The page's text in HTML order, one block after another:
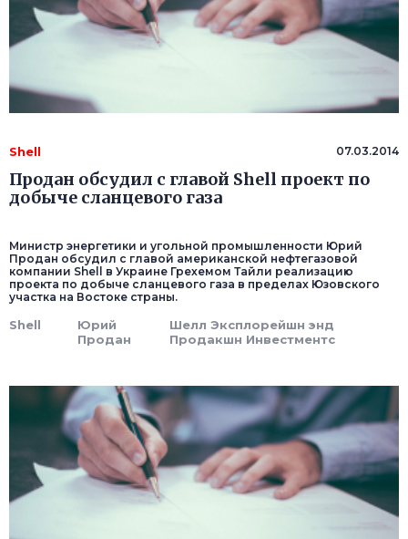
Shell 07.03.2014
Продан обсудил с главой Shell проект по
добыче сланцевого газа
Министр энергетики и угольной промышленности Юрий
Продан обсудил с главой американской нефтегазовой
компании Shell в Украине Грехемом Тайли реализацию
проекта по добыче сланцевого газа в пределах Юзовского
участка на Востоке страны.
Shell
Юрий
Продан
Шелл Эксплорейшн энд
Продакшн Инвестментс